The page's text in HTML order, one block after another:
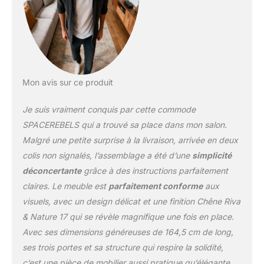
pour les petits objets et
bien plus encore.
L’intérieur est divisé en
étagères afin de vous
d’espace pour une
grande variété d’objets
du quotidien — vous
pouvez par exemple y
ranger des câbles, des
consoles de jeux ou des
chargeurs, toujours à
portée de main.
fonctionnelle - Les
façades sans poignées,
dotées du système
d’ouverture click & open,
Mon avis sur ce produit
Je suis vraiment conquis par cette commode
SPACEREBELS qui a trouvé sa place dans mon salon.
Malgré une petite surprise à la livraison, arrivée en deux
colis non signalés, l’assemblage a été d’une simplicité
déconcertantegrâce à des instructions parfaitement
claires. Le meuble est parfaitement conformeaux
visuels, avec un design délicat et une finition Chêne Riva
& Nature 17 qui se révèle magnifique une fois en place.
Avec ses dimensions généreuses de 164,5 cm de long,
ses trois portes et sa structure qui respire la solidité,